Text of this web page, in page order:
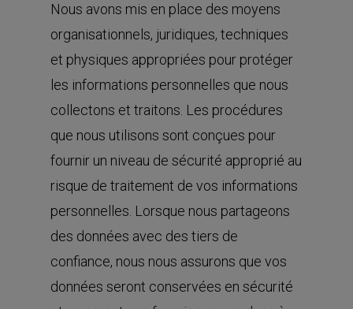
Nous avons mis en place des moyens
organisationnels, juridiques, techniques
et physiques appropriées pour protéger
les informations personnelles que nous
collectons et traitons. Les procédures
que nous utilisons sont conçues pour
fournir un niveau de sécurité approprié au
risque de traitement de vos informations
personnelles. Lorsque nous partageons
des données avec des tiers de
confiance, nous nous assurons que vos
données seront conservées en sécurité